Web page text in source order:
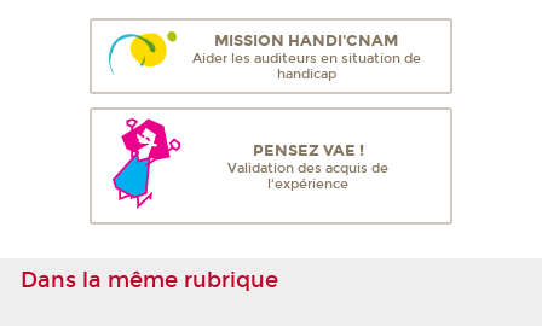
MISSION HANDI'CNAM
Aider les auditeurs en situation de
handicap
PENSEZ VAE !
Validation des acquis de
l'expérience
Dans la même rubrique